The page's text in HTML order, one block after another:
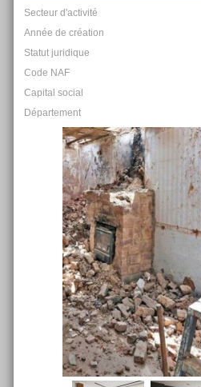
Secteur d'activité
Année de création
Statut juridique
Code NAF
Capital social
Département